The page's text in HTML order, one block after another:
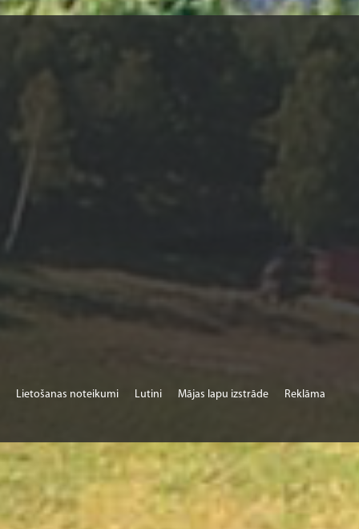
Lietošanas noteikumi Lutini Mājas lapu izstrāde Reklāma